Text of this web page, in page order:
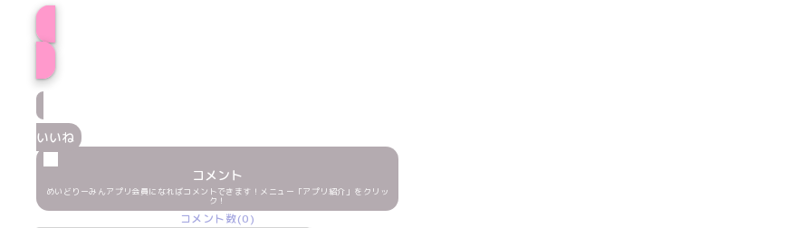
いいね
コメント
めいどりーみんアプリ会員になればコメントできます！メニュー「アプリ紹介」をクリッ
ク！
コメント数(0)